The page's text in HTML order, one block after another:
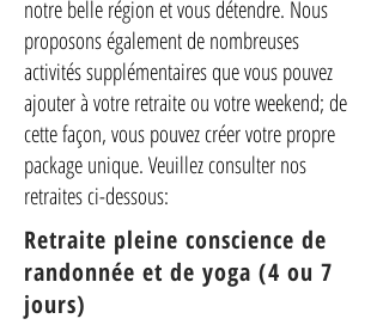
notre belle région et vous détendre. Nous
proposons également de nombreuses
activités supplémentaires que vous pouvez
ajouter à votre retraite ou votre weekend; de
cette façon, vous pouvez créer votre propre
package unique. Veuillez consulter nos
retraites ci-dessous:
Retraite pleine conscience de
randonnée et de yoga (4 ou 7
jours)